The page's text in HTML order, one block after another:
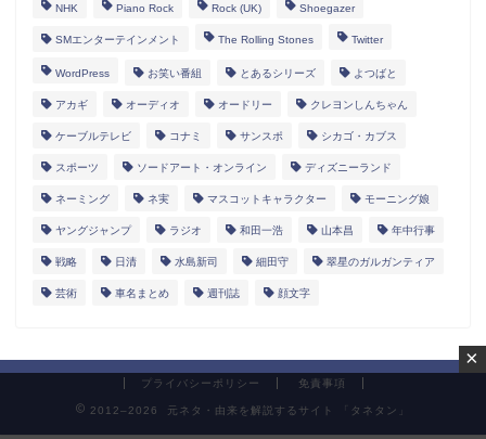
NHK Piano Rock Rock (UK) Shoegazer
SMエンターテインメント The Rolling Stones Twitter
WordPress お笑い番組 とあるシリーズ よつばと
アカギ オーディオ オードリー クレヨンしんちゃん
ケーブルテレビ コナミ サンスポ シカゴ・カブス
スポーツ ソードアート・オンライン ディズニーランド
ネーミング ネ実 マスコットキャラクター モーニング娘
ヤングジャンプ ラジオ 和田一浩 山本昌 年中行事
戦略 日清 水島新司 細田守 翠星のガルガンティア
芸術 車名まとめ 週刊誌 顔文字
プライバシーポリシー 免責事項
2012–2026 元ネタ・由来を解説するサイト 「タネタン」
×